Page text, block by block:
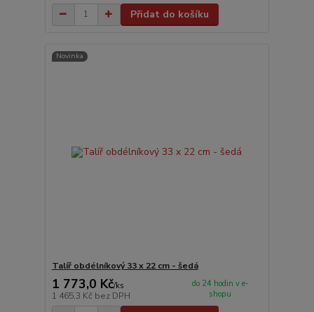
Přidat do košíku
Novinka
Talíř obdélníkový 33 x 22 cm - šedá
1 773,0 Kč/ks
1 465,3 Kč bez DPH
do 24 hodin v e-
shopu